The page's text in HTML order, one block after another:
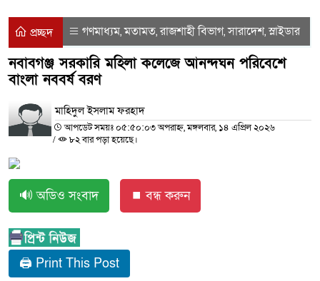
প্রচ্ছদ গণমাধ্যম,মতামত,রাজশাহী বিভাগ,সারাদেশ,স্লাইডার
নবাবগঞ্জ সরকারি মহিলা কলেজে আনন্দঘন পরিবেশে
বাংলা নববর্ষ বরণ
​মাহিদুল ইসলাম ফরহাদ
আপডেট সময়ঃ ০৫:৫০:০৩ অপরাহ্ন, মঙ্গলবার, ১৪ এপ্রিল ২০২৬
/
৮২ বার পড়া হয়েছে।
🔊 অডিও সংবাদ ⏹ বন্ধ করুন
🖨 Print This Post